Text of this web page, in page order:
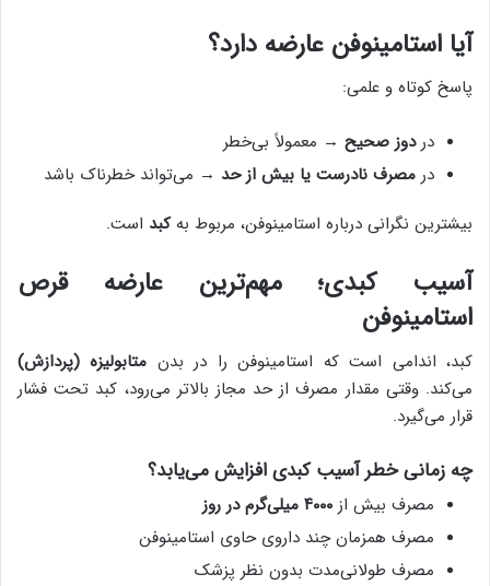
آیا استامینوفن عارضه دارد؟
پاسخ کوتاه و علمی:
دردوز صحیح → معمولاً بی‌خطر
در مصرف نادرست یا بیش از حد → می‌تواند خطرناک باشد
بیشترین نگرانی درباره استامینوفن، مربوط بهکبد است.
آسیب کبدی؛ مهم‌ترین عارضه قرص
استامینوفن
کبد، اندامی است که استامینوفن را در بدن متابولیزه (پردازش)
می‌کند. وقتی مقدار مصرف از حد مجاز بالاتر می‌رود، کبد تحت فشار
قرار می‌گیرد.
چه زمانی خطر آسیب کبدی افزایش می‌یابد؟
مصرف بیش از ۴۰۰۰ میلی‌گرم در روز
مصرف همزمان چند داروی حاوی استامینوفن
مصرف طولانی‌مدت بدون نظر پزشک